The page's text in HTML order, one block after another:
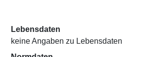
Lebensdaten
keine Angaben zu Lebensdaten